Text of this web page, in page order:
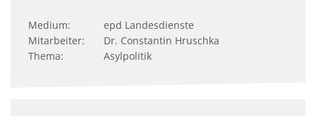
Medium:
epd Landesdienste
Mitarbeiter:
Dr. Constantin Hruschka
Thema:
Asylpolitik